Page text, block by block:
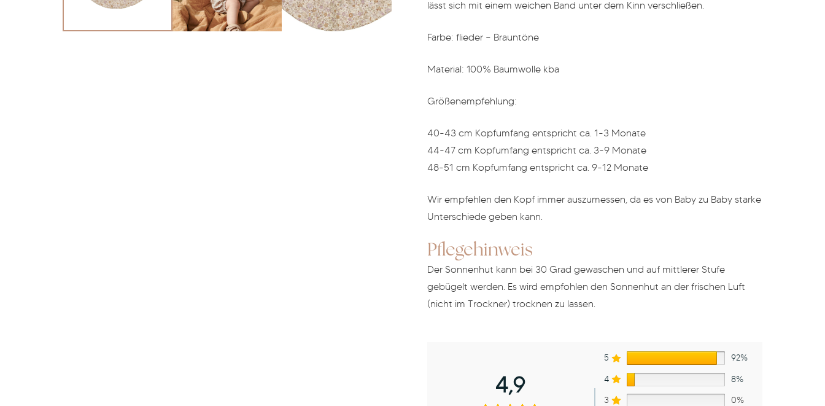
lässt sich mit einem weichen Band unter dem Kinn verschließen.
Farbe: flieder – Brauntöne
Material: 100% Baumwolle kba
Größenempfehlung:
40-43 cm Kopfumfang entspricht ca. 1-3 Monate
44-47 cm Kopfumfang entspricht ca. 3-9 Monate
48-51 cm Kopfumfang entspricht ca. 9-12 Monate
Wir empfehlen den Kopf immer auszumessen, da es von Baby zu Baby starke
Unterschiede geben kann.
Pflegehinweis
Der Sonnenhut kann bei 30 Grad gewaschen und auf mittlerer Stufe
gebügelt werden. Es wird empfohlen den Sonnenhut an der frischen Luft
(nicht im Trockner) trocknen zu lassen.
4,9
5 92%
4 8%
3 0%